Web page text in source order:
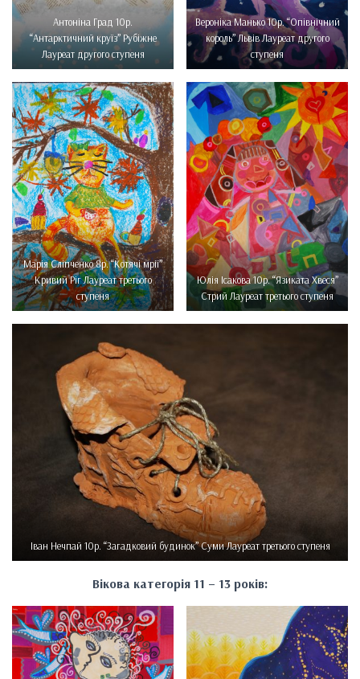
Антоніна Град 10р.
“Антарктичний круїз” Рубіжне
Лауреат другого ступеня
Вероніка Манько 10р. “Опівнічний
король” Львів Лауреат другого
ступеня
Марія Сліпченко 8р. “Котячі мрії”
Кривий Ріг Лауреат третього
ступеня
Юлія Ісакова 10р. “Язиката Хвеся”
Стрий Лауреат третього ступеня
Іван Нечпай 10р. “Загадковий будинок” Суми Лауреат третього ступеня
Вікова категорія 11 – 13 років: